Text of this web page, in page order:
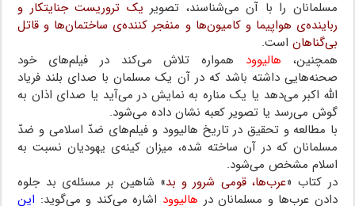
مسلمانان را با آن می‌شناسند، تصویر یک تروریست جنایتکار و
رباینده‌ی هواپیما و کامیون‌ها و منفجر کننده‌ی ساختمان‌ها و قاتل
بی‌گناهان است.
همچنین، هالیوود همواره تلاش می‌کند در فیلم‌های خود
صحنه‌هایی داشته باشد که در آن یک مسلمان با صدای بلند فریاد
الله اکبر می‌دهد یا یک مناره به نمایش در می‌آید یا صدای اذان به
گوش می‌رسد یا تصویر کعبه نشان داده می‌شود.
با مطالعه و تحقیق در تاریخ هالیوود و فیلم‌های ضدّ اسلامی و ضدّ
مسلمانان که در آن ساخته شده، میزان کینه‌ی یهودیان نسبت به
اسلام مشخص می‌شود.
در کتاب «عرب‌ها، قومی شرور و بد» شاهین بر مسئله‌ی بد جلوه
دادن عرب‌ها و مسلمانان در هالیوود اشاره می‌کند و می‌گوید: این